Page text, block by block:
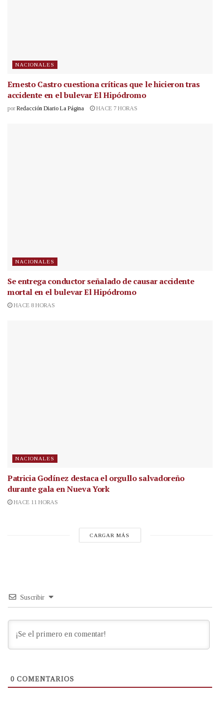
NACIONALES
Ernesto Castro cuestiona críticas que le hicieron tras
accidente en el bulevar El Hipódromo
por Redacción Diario La Página HACE 7 HORAS
NACIONALES
Se entrega conductor señalado de causar accidente
mortal en el bulevar El Hipódromo
HACE 8 HORAS
NACIONALES
Patricia Godínez destaca el orgullo salvadoreño
durante gala en Nueva York
HACE 11 HORAS
CARGAR MÁS
Suscribir
0 COMENTARIOS